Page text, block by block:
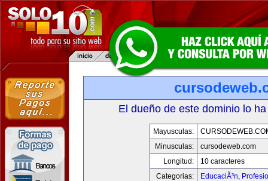
El dueño de este dominio lo
Mayusculas:
Minusculas:
cursodeweb.com
Longitud:
10 caracteres
Categorias:
EducaciÃ³n,